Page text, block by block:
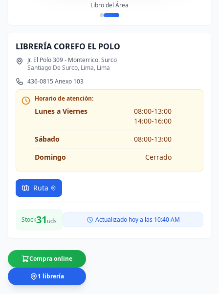
Compra online
1 librería
Libro del Área
LIBRERÍA COREFO EL POLO
Jr. El Polo 309 - Monterrico. Surco
Santiago De Surco, Lima, Lima
436-0815 Anexo 103
Horario de atención:
Lunes a Viernes
08:00-13:00
14:00-16:00
Sábado
08:00-13:00
Domingo
Cerrado
Ruta
Stock31uds Actualizado hoy a las 10:40 AM